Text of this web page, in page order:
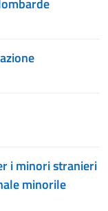
i minori stranieri
minorile